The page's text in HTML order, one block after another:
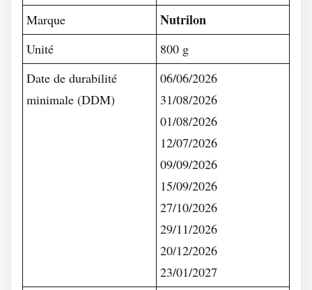
Marque Nutrilon
Unité
800 g
Date de durabilité
minimale (DDM)
06/06/2026
31/08/2026
01/08/2026
12/07/2026
09/09/2026
15/09/2026
27/10/2026
29/11/2026
20/12/2026
23/01/2027